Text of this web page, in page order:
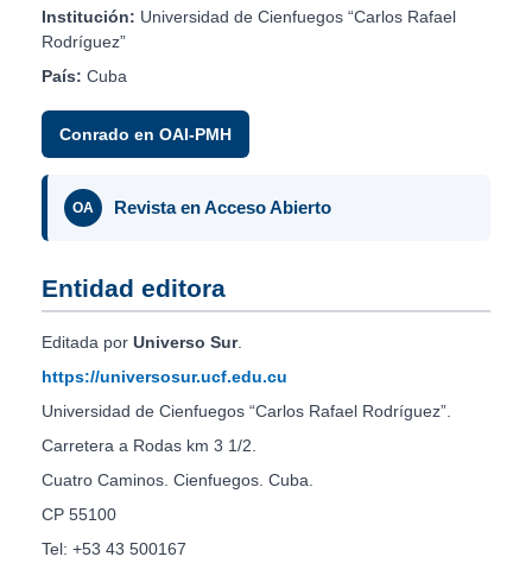
Institución: Universidad de Cienfuegos “Carlos Rafael
Rodríguez”
País: Cuba
Conrado en OAI-PMH
OA Revista en Acceso Abierto
Entidad editora
Editada por Universo Sur.
https://universosur.ucf.edu.cu
Universidad de Cienfuegos “Carlos Rafael Rodríguez”.
Carretera a Rodas km 3 1/2.
Cuatro Caminos. Cienfuegos. Cuba.
CP 55100
Tel: +53 43 500167